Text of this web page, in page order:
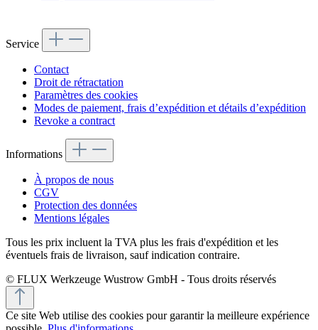
Service
Contact
Droit de rétractation
Paramètres des cookies
Modes de paiement, frais d’expédition et détails d’expédition
Revoke a contract
Informations
À propos de nous
CGV
Protection des données
Mentions légales
Tous les prix incluent la TVA plus les frais d'expédition et les
éventuels frais de livraison, sauf indication contraire.
© FLUX Werkzeuge Wustrow GmbH - Tous droits réservés
Ce site Web utilise des cookies pour garantir la meilleure expérience